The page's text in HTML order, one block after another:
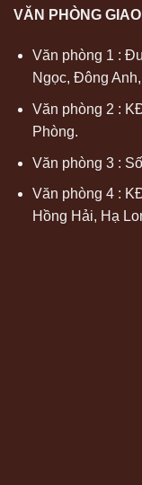
VĂN PHÒNG
Văn phòng 1 :
Ngọc, Đông
Văn phòng 2 :
Phòng.
Văn phòng 3 :
Văn phòng 4 :
Hồng Hải, Hạ